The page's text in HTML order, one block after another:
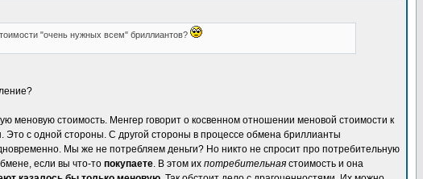
"очень нужных всем" бриллиантов?
меновую стоимость. Менгер говорит о косвенном отношении меновой стоимости к
с одной стороны. С другой стороны в процессе обмена бриллианты
Мы же не потребляем деньги? Но никто не спросит про потребительную
если вы что-то покупаете. В этом их потребительная стоимость и она